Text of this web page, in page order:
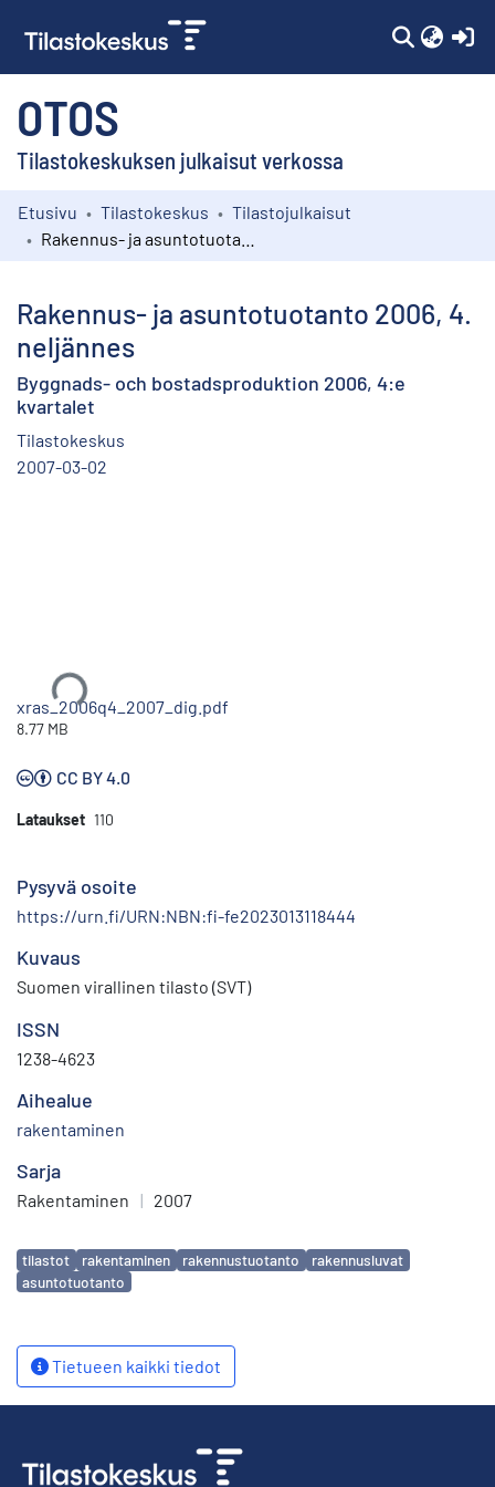
OTOS
Tilastokeskuksen julkaisut verkossa
Kokoelmat
Etusivu Tilastokeskus
Tilastojulkaisut
Rakennus- ja asuntotuotanto 2006, 4.
neljännes
Byggnads- och bostadsproduktion 2006, 4:e
kvartalet
Tilastokeskus
2007-03-02
Ladataan...
xras_2006q4_2007_dig.pdf
8.77 MB
CC BY 4.0
Lataukset 110
Pysyvä osoite
https://urn.fi/URN:NBN:fi-fe2023013118444
Kuvaus
Suomen virallinen tilasto (SVT)
ISSN
1238-4623
Aihealue
rakentaminen
Sarja
Rakentaminen | 2007
Avainsanat
tilastot rakentaminen rakennustuotanto
rakennusluvat
asuntotuotanto
Tietueen kaikki tiedot